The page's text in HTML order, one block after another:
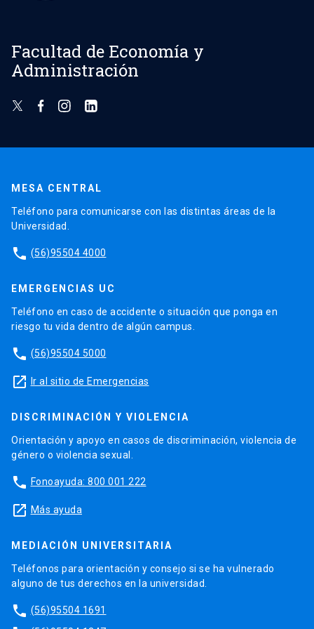
Facultad de Economía y
Administración
MESA CENTRAL
Teléfono para comunicarse con las distintas áreas de la
Universidad.
phone (56)95504 4000
EMERGENCIAS UC
Teléfono en caso de accidente o situación que ponga en
riesgo tu vida dentro de algún campus.
phone (56)95504 5000
launch Ir al sitio de Emergencias
DISCRIMINACIÓN Y VIOLENCIA
Orientación y apoyo en casos de discriminación, violencia de
género o violencia sexual.
phone Fonoayuda: 800 001 222
launch Más ayuda
MEDIACIÓN UNIVERSITARIA
Teléfonos para orientación y consejo si se ha vulnerado
alguno de tus derechos en la universidad.
phone (56)95504 1691